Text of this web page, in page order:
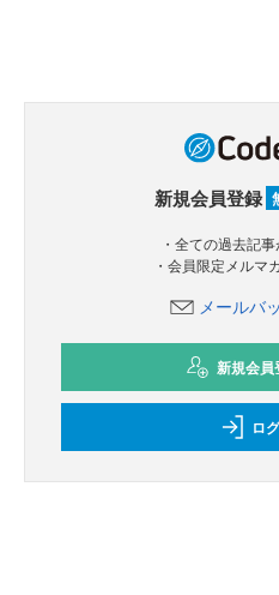
新規会員登録
・全ての過去記
・会員限定メルマ
メールバ
新規会員
ロ